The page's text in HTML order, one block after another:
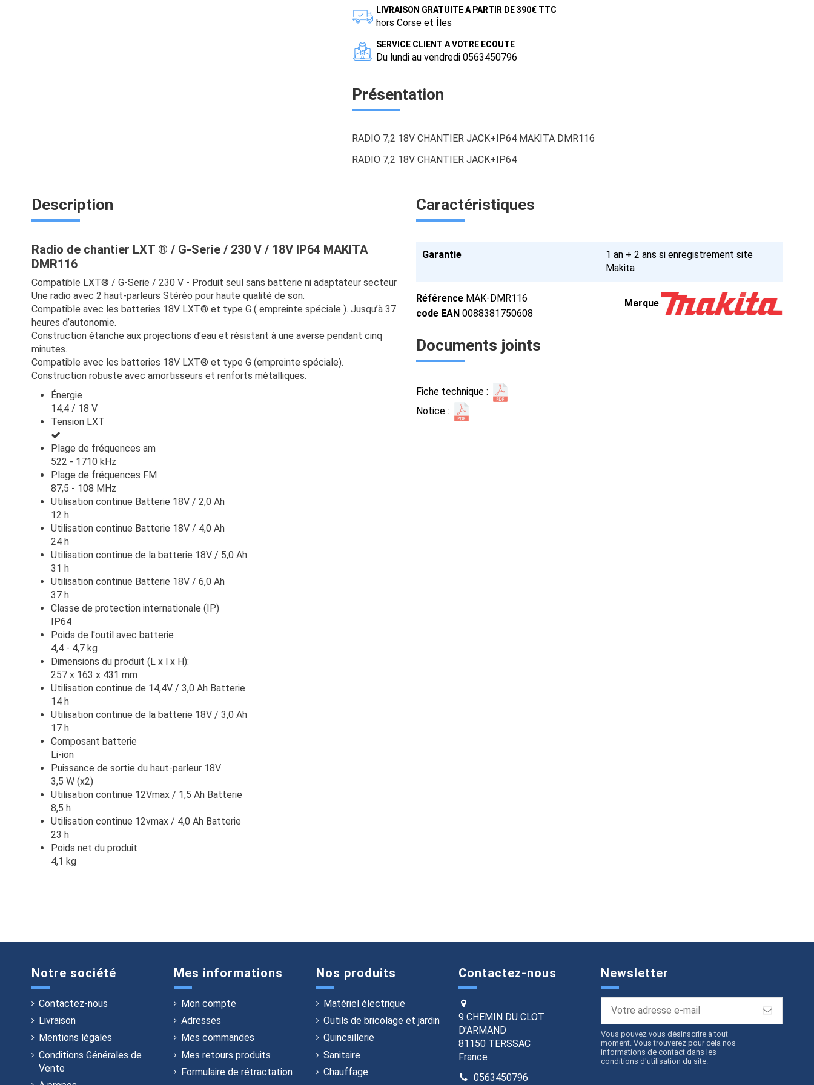
LIVRAISON GRATUITE A PARTIR DE 390€ TTC
hors Corse et Îles
SERVICE CLIENT A VOTRE ECOUTE
Du lundi au vendredi 0563450796
Présentation
RADIO 7,2 18V CHANTIER JACK+IP64 MAKITA DMR116
RADIO 7,2 18V CHANTIER JACK+IP64
Description
Radio de chantier LXT ® / G-Serie / 230 V / 18V IP64 MAKITA
DMR116
Compatible LXT® / G-Serie / 230 V - Produit seul sans batterie ni adaptateur secteur
Une radio avec 2 haut-parleurs Stéréo pour haute qualité de son.
Compatible avec les batteries 18V LXT® et type G ( empreinte spéciale ). Jusqu’à 37
heures d’autonomie.
Construction étanche aux projections d’eau et résistant à une averse pendant cinq
minutes.
Compatible avec les batteries 18V LXT® et type G (empreinte spéciale).
Construction robuste avec amortisseurs et renforts métalliques.
Énergie
14,4 / 18 V
Tension LXT
Plage de fréquences am
522 - 1710 kHz
Plage de fréquences FM
87,5 - 108 MHz
Utilisation continue Batterie 18V / 2,0 Ah
12 h
Utilisation continue Batterie 18V / 4,0 Ah
24 h
Utilisation continue de la batterie 18V / 5,0 Ah
31 h
Utilisation continue Batterie 18V / 6,0 Ah
37 h
Classe de protection internationale (IP)
IP64
Poids de l'outil avec batterie
4,4 - 4,7 kg
Dimensions du produit (L x l x H):
257 x 163 x 431 mm
Utilisation continue de 14,4V / 3,0 Ah Batterie
14 h
Utilisation continue de la batterie 18V / 3,0 Ah
17 h
Composant batterie
Li-ion
Puissance de sortie du haut-parleur 18V
3,5 W (x2)
Utilisation continue 12Vmax / 1,5 Ah Batterie
8,5 h
Utilisation continue 12vmax / 4,0 Ah Batterie
23 h
Poids net du produit
4,1 kg
Caractéristiques
Garantie
1 an + 2 ans si enregistrement site
Makita
Marque
Référence MAK-DMR116
code EAN 0088381750608
Documents joints
Fiche technique :
Notice :
Notre société
Contactez-nous
Livraison
Mentions légales
Conditions Générales de
Vente
Mes informations
Mon compte
Adresses
Mes commandes
Mes retours produits
Formulaire de rétractation
Nos produits
Matériel électrique
Outils de bricolage et jardin
Quincaillerie
Sanitaire
Chauffage
Contactez-nous
9 CHEMIN DU CLOT
D'ARMAND
81150 TERSSAC
France
0563450796
Newsletter
Vous pouvez vous désinscrire à tout
moment. Vous trouverez pour cela nos
informations de contact dans les
conditions d'utilisation du site.